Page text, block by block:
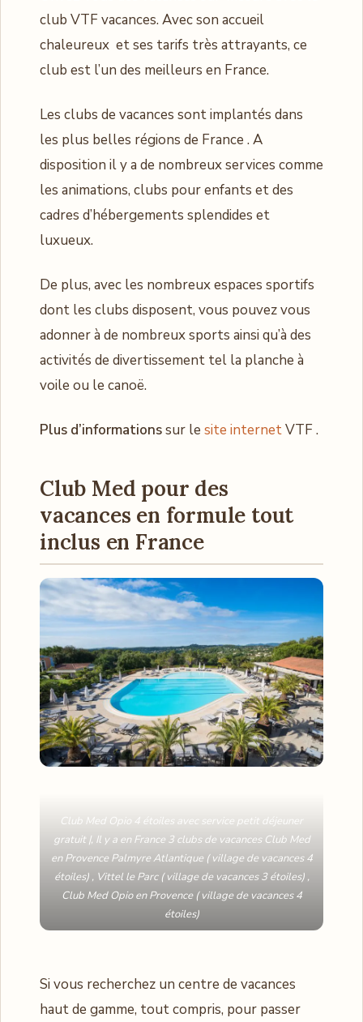
club VTF vacances. Avec son accueil
chaleureux et ses tarifs très attrayants, ce
club est l’un des meilleurs en France.
Les clubs de vacances sont implantés dans
les plus belles régions de France . A
disposition il y a de nombreux services comme
les animations, clubs pour enfants et des
cadres d’hébergements splendides et
luxueux.
De plus, avec les nombreux espaces sportifs
dont les clubs disposent, vous pouvez vous
adonner à de nombreux sports ainsi qu’à des
activités de divertissement tel la planche à
voile ou le canoë.
Plus d’informationssur le site internetVTF .
Club Med pour des
vacances en formule tout
inclus en France
Club Med Opio 4 étoiles avec service petit déjeuner
gratuit |, Il y a en France 3 clubs de vacances Club Med
en Provence Palmyre Atlantique ( village de vacances 4
étoiles) , Vittel le Parc ( village de vacances 3 étoiles) ,
Club Med Opio en Provence ( village de vacances 4
étoiles)
Si vous recherchez un centre de vacances
haut de gamme, tout compris, pour passer